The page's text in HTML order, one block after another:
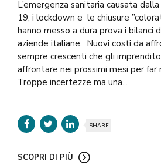
L’emergenza sanitaria causata
19, i lockdown e le chiusure
hanno messo a dura prova i bilanci
aziende italiane. Nuovi costi da
sempre crescenti che gli
affrontare nei prossimi mesi per
Troppe incertezze ma una...
SHARE
SCOPRI DI PIÙ